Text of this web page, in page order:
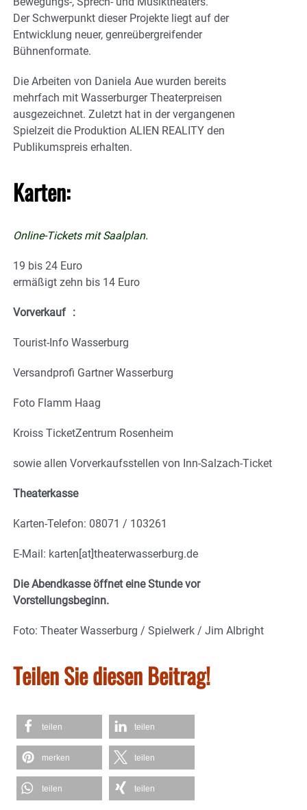
Der Schwerpunkt dieser Projekte liegt auf der
Entwicklung neuer, genreübergreifender
Bühnenformate.
Die Arbeiten von Daniela Aue wurden bereits
mehrfach mit Wasserburger Theaterpreisen
ausgezeichnet. Zuletzt hat in der vergangenen
Spielzeit die Produktion ALIEN REALITY den
Publikumspreis erhalten.
Karten:
Online-Ticketsmit Saalplan.
19 bis 24 Euro
ermäßigt zehn bis 14 Euro
Vorverkauf :
Tourist-Info Wasserburg
Versandprofi Gartner Wasserburg
Foto Flamm Haag
Kroiss TicketZentrum Rosenheim
sowie allen Vorverkaufsstellen von Inn-Salzach-Ticket
Theaterkasse
Karten-Telefon: 08071 / 103261
E-Mail: karten[at]theaterwasserburg.de
Die Abendkasse öffnet eine Stunde vor
Vorstellungsbeginn.
Foto: Theater Wasserburg / Spielwerk / Jim Albright
Teilen Sie diesen Beitrag!
teilen teilen
merken teilen
teilen teilen